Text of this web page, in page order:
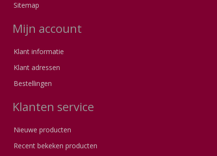
Sitemap
Mijn account
Klant informatie
Klant adressen
Bestellingen
Klanten service
Nieuwe producten
Recent bekeken producten